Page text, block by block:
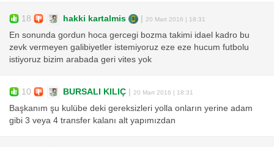
18 hakki kartalmis | 20 Mart 2016 | 18:31
En sonunda gordun hoca gercegi bozma takimi idael kadro bu
zevk vermeyen galibiyetler istemiyoruz eze eze hucum futbolu
istiyoruz bizim arabada geri vites yok
10 BURSALI KILIÇ | 20 Mart 2016 | 18:31
Başkanım şu kulübe deki gereksizleri yolla onların yerine adam
gibi 3 veya 4 transfer kalanı alt yapımızdan